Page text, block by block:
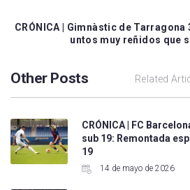
CRÓNICA | Gimnàstic de
untos muy reñidos que
Other Posts Related
CRÓNICA | FC
sub 19: Remontada
19
14 de mayo de 2026